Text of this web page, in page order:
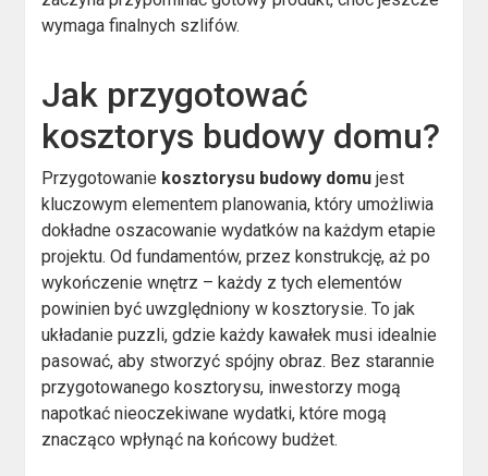
wymaga finalnych szlifów.
Jak przygotować
kosztorys budowy domu?
Przygotowanie kosztorysu budowy domu jest
kluczowym elementem planowania, który umożliwia
dokładne oszacowanie wydatków na każdym etapie
projektu. Od fundamentów, przez konstrukcję, aż po
wykończenie wnętrz – każdy z tych elementów
powinien być uwzględniony w kosztorysie. To jak
układanie puzzli, gdzie każdy kawałek musi idealnie
pasować, aby stworzyć spójny obraz. Bez starannie
przygotowanego kosztorysu, inwestorzy mogą
napotkać nieoczekiwane wydatki, które mogą
znacząco wpłynąć na końcowy budżet.